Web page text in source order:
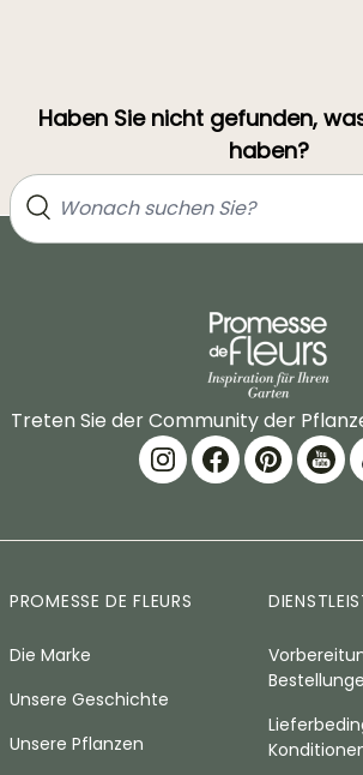
Haben Sie nicht gefunden,
haben?
Treten Sie der Community der
PROMESSE DE FLEURS
Die Marke
Unsere Geschichte
Unsere Pflanzen